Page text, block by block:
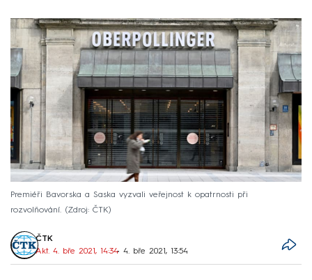
Premiéři Bavorska a Saska vyzvali veřejnost k opatrnosti při
rozvolňování.
Zdroj: ČTK
ČTK
Akt. 4. bře 2021, 14:34• 4. bře 2021, 13:54